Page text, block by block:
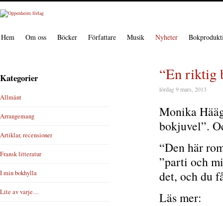
Hem Om oss Böcker Författare Musik Nyheter
“En riktig
lördag 9 mars, 2013
Monika
bokjuvel”.
“Den här
”parti och
det, och du
Läs mer:
Kategorier
Allmänt
Arrangemang
Artiklar, recensioner
Fransk litteratur
I min bokhylla
Lite av varje…